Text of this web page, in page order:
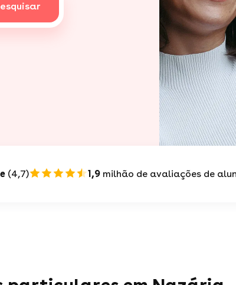
(4,7) 1,9 milhão de avaliações de